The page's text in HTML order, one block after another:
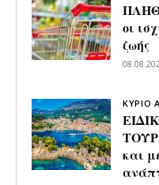
οι
ζωής
ΚΥΡΙΟ
και